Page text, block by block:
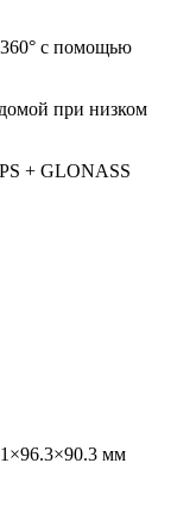
с помощью
при низком
+ GLONASS
мм